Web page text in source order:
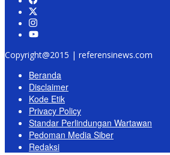
Copyright@2015 | referensinews.com
Beranda
Disclaimer
Kode Etik
Privacy Policy
Standar Perlindungan Wartawan
Pedoman Media Siber
Redaksi